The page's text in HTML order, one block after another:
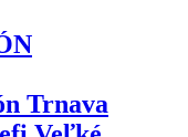
Trnava